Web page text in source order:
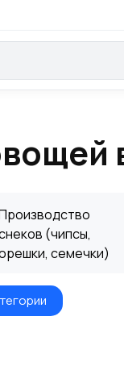
(чипсы,
семечки)